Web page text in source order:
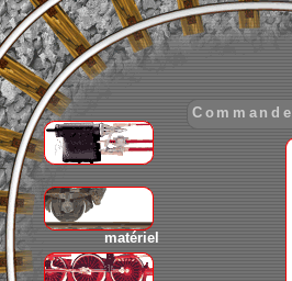
matériel
Commande